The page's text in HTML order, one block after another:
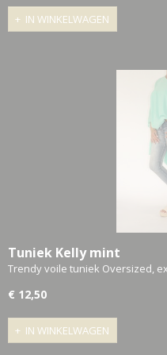
IN WINKELWAGEN
Tuniek Kelly mint
Trendy voile tuniek Oversized,
€ 12,50
IN WINKELWAGEN